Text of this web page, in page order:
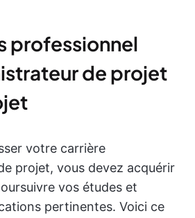
professionnel
de projet
votre carrière
projet, vous devez acquérir
vos études et
pertinentes. Voici ce